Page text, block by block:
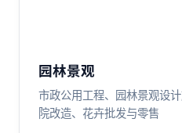
园林景观
市政公用工程、园林景观设
院改造、花卉批发与零售